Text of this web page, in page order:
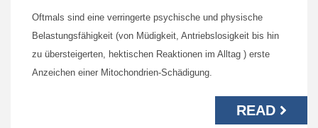
Oftmals sind eine verringerte psychische und physische
Belastungsfähigkeit (von Müdigkeit, Antriebslosigkeit bis hin
zu übersteigerten, hektischen Reaktionen im Alltag ) erste
Anzeichen einer Mitochondrien-Schädigung.
READ